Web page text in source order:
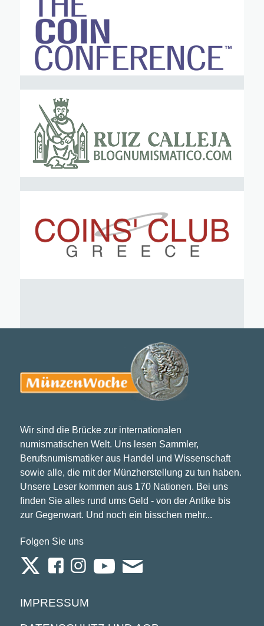
Wir sind die Brücke zur internationalen
numismatischen Welt. Uns lesen Sammler,
Berufsnumismatiker aus Handel und Wissenschaft
sowie alle, die mit der Münzherstellung zu tun haben.
Unsere Leser kommen aus 170 Nationen. Bei uns
finden Sie alles rund ums Geld - von der Antike bis
zur Gegenwart. Und noch ein bisschen mehr...
Folgen Sie uns
IMPRESSUM